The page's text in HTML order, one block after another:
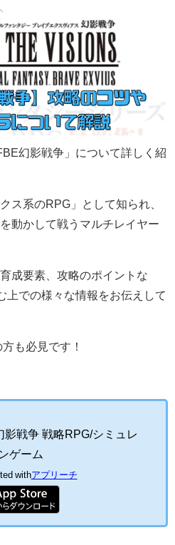
幻影戦争」について詳しく紹
ス系のRPG」として知られ、
動かして戦うマルチレイヤー
成要素、攻略のポイントな
上での様々な情報をお伝えして
も必見です！
影戦争 戦略RPG/シミュレ
ゲーム
withアプリーチ